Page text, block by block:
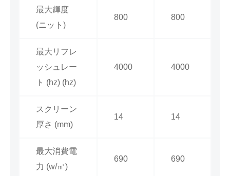
最大輝度
(ニット)
800 800
最大リフレ
ッシュレー
ト (hz) (hz)
4000 4000
スクリーン
厚さ (mm)
14 14
最大消費電
力 (w/㎡)
690 690